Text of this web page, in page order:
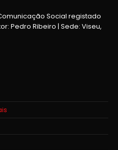
Social registado
Pedro Ribeiro | Sede: Viseu,